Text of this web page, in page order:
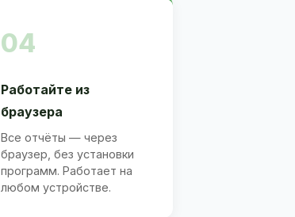
04
Работайте из
браузера
Все отчёты — через
браузер, без установки
программ. Работает на
любом устройстве.